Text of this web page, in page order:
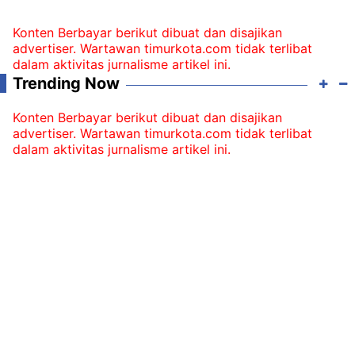
Konten Berbayar berikut dibuat dan disajikan
advertiser. Wartawan timurkota.com tidak terlibat
dalam aktivitas jurnalisme artikel ini.
Trending Now
Konten Berbayar berikut dibuat dan disajikan
advertiser. Wartawan timurkota.com tidak terlibat
dalam aktivitas jurnalisme artikel ini.